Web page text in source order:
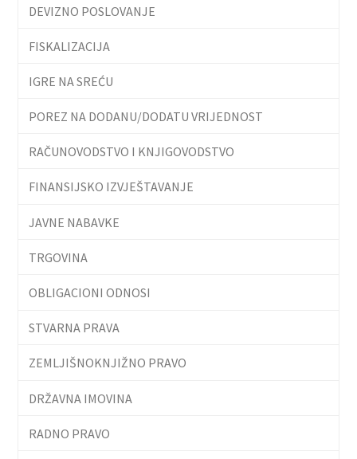
DEVIZNO POSLOVANJE
FISKALIZACIJA
IGRE NA SREĆU
POREZ NA DODANU/DODATU VRIJEDNOST
RAČUNOVODSTVO I KNJIGOVODSTVO
FINANSIJSKO IZVJEŠTAVANJE
JAVNE NABAVKE
TRGOVINA
OBLIGACIONI ODNOSI
STVARNA PRAVA
ZEMLJIŠNOKNJIŽNO PRAVO
DRŽAVNA IMOVINA
RADNO PRAVO